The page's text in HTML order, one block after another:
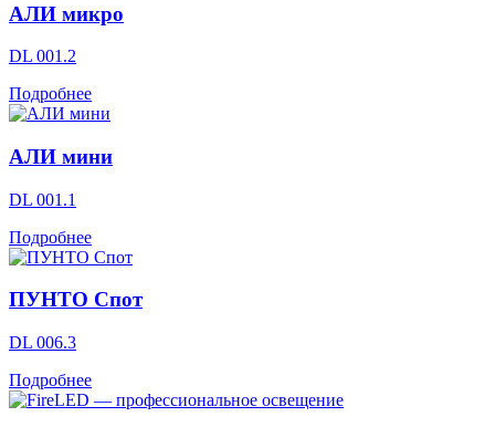
АЛИ микро
DL 001.2
Подробнее
АЛИ мини
DL 001.1
Подробнее
ПУНТО Спот
DL 006.3
Подробнее